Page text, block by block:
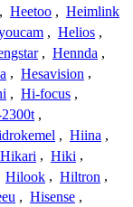
, Heetoo , Heimlink
, Helios ,
, Hennda ,
, Hesavision ,
, Hi-focus ,
,
, Hiina ,
Hikari , Hiki ,
Hilook , Hiltron ,
, Hisense ,